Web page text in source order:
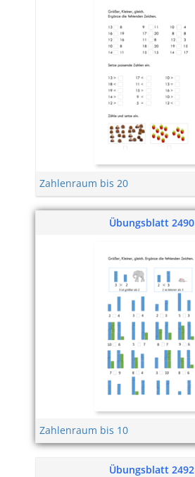
Zahlenraum bis 20
Übungsblatt 2490
Zahlenraum bis 10
Übungsblatt 2492